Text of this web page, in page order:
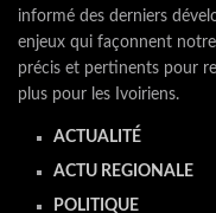
informé des derniers
enjeux qui façonnent
précis et pertinents pour
plus pour les Ivoiriens.
ACTUALITÉ
ACTU REGIONALE
POLITIQUE